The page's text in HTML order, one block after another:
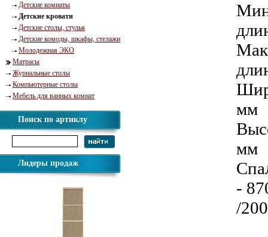
Детские комнаты
Детские кровати
Детские столы, стулья
Детские комоды, шкафы, стелажи
Молодежная ЭКО
Матрасы
Журнальные столы
Компьютерные столы
Мебель для ванных комнат
Поиск по артиклу
Лидеры продаж
мм
мм
-
/